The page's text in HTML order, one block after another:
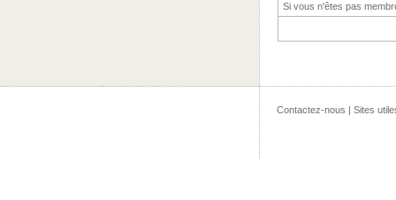
Si vous n'êtes pas
Contactez-nous | Sites